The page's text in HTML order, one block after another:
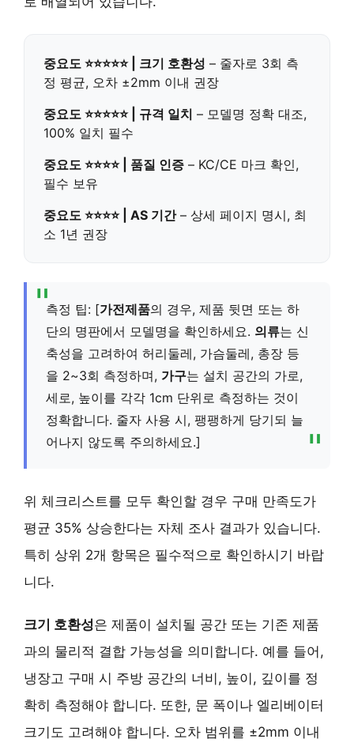
중요도 ⭐⭐⭐⭐⭐ | 크기 호환성 – 줄자로 3회 측
정 평균, 오차 ±2mm 이내 권장
중요도 ⭐⭐⭐⭐⭐ | 규격 일치 – 모델명 정확 대조,
100% 일치 필수
중요도 ⭐⭐⭐⭐ | 품질 인증 – KC/CE 마크 확인,
필수 보유
중요도 ⭐⭐⭐⭐ | AS 기간– 상세 페이지 명시, 최
소 1년 권장
측정 팁: [가전제품의 경우, 제품 뒷면 또는 하
단의 명판에서 모델명을 확인하세요. 의류는 신
축성을 고려하여 허리둘레, 가슴둘레, 총장 등
을 2~3회 측정하며, 가구는 설치 공간의 가로,
세로, 높이를 각각 1cm 단위로 측정하는 것이
정확합니다. 줄자 사용 시, 팽팽하게 당기되 늘
어나지 않도록 주의하세요.]
위 체크리스트를 모두 확인할 경우 구매 만족도가
평균 35% 상승한다는 자체 조사 결과가 있습니다.
특히 상위 2개 항목은 필수적으로 확인하시기 바랍
니다.
크기 호환성은 제품이 설치될 공간 또는 기존 제품
과의 물리적 결합 가능성을 의미합니다. 예를 들어,
냉장고 구매 시 주방 공간의 너비, 높이, 깊이를 정
확히 측정해야 합니다. 또한, 문 폭이나 엘리베이터
크기도 고려해야 합니다. 오차 범위를 ±2mm 이내